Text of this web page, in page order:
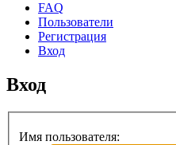
FAQ
Пользователи
Регистрация
Вход
Вход
Имя пользователя: